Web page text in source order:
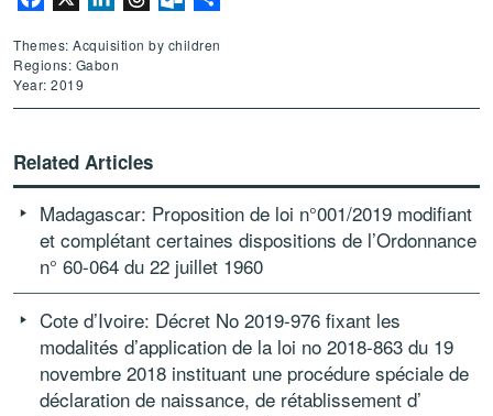
Themes: Acquisition by children
Regions: Gabon
Year: 2019
Related Articles
Madagascar: Proposition de loi n°001/2019 modifiant
et complétant certaines dispositions de l’Ordonnance
n° 60-064 du 22 juillet 1960
Cote d’Ivoire: Décret No 2019-976 fixant les
modalités d’application de la loi no 2018-863 du 19
novembre 2018 instituant une procédure spéciale de
déclaration de naissance, de rétablissement d’